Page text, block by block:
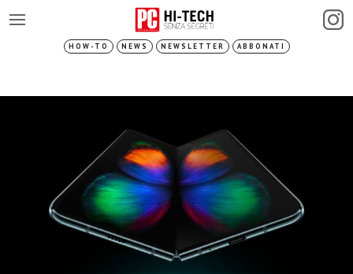
HOW-TO NEWS NEWSLETTER ABBONATI